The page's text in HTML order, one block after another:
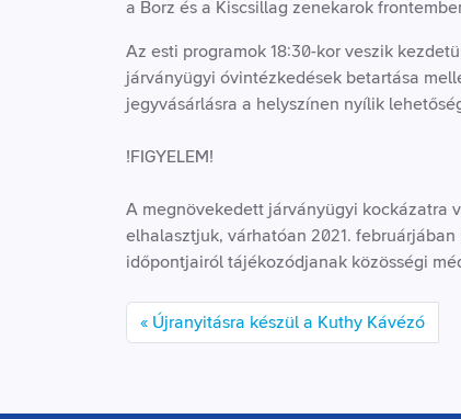
a Borz és a Kiscsillag zenekarok
Az esti programok 18:30-kor veszik
járványügyi óvintézkedések betartása
jegyvásárlásra a helyszínen nyílik
!FIGYELEM!
A megnövekedett járványügyi kockázatra
elhalasztjuk, várhatóan 2021.
időpontjairól tájékozódjanak közösségi
Újranyitásra készül a Kuthy Kávézó